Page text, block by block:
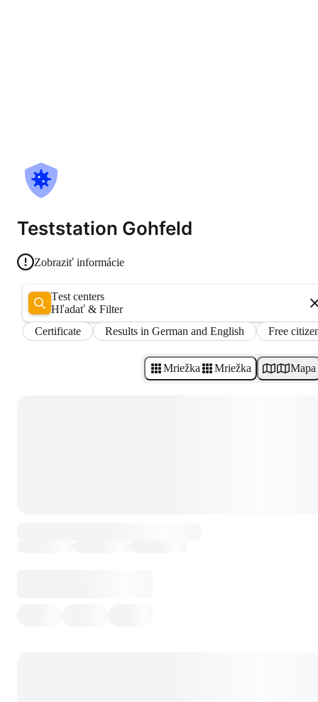
Teststation Gohfeld
Zobraziť informácie
Test centers
Hľadať & Filter
Certificate
Results in German and English Free
Mriežka Mriežka Mapa